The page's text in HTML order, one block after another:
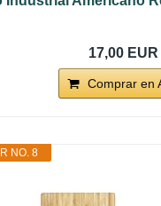
17,00 EUR
Comprar en
NO. 8